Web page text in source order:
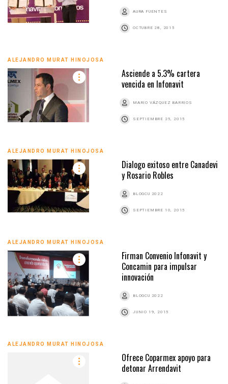
AURA FUENTES
OCTUBRE 28, 2015
ALEJANDRO MURAT HINOJOSA
Asciende a 5.3% cartera
vencida en Infonavit
MARIO VÁZQUEZ BARRIOS
SEPTIEMBRE 25, 2015
ALEJANDRO MURAT HINOJOSA
Dialogo exitoso entre Canadevi
y Rosario Robles
BLOGCU 2022
SEPTIEMBRE 10, 2015
ALEJANDRO MURAT HINOJOSA
Firman Convenio Infonavit y
Concamin para impulsar
innovación
BLOGCU 2022
JUNIO 19, 2015
ALEJANDRO MURAT HINOJOSA
Ofrece Coparmex apoyo para
detonar Arrendavit